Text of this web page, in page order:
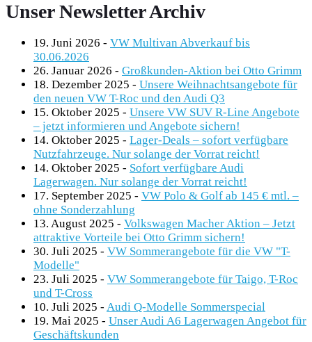
Unser Newsletter Archiv
19. Juni 2026 - VW Multivan Abverkauf bis
30.06.2026
26. Januar 2026 - Großkunden-Aktion bei Otto Grimm
18. Dezember 2025 - Unsere Weihnachtsangebote für
den neuen VW T-Roc und den Audi Q3
15. Oktober 2025 - Unsere VW SUV R-Line Angebote
– jetzt informieren und Angebote sichern!
14. Oktober 2025 - Lager-Deals – sofort verfügbare
Nutzfahrzeuge. Nur solange der Vorrat reicht!
14. Oktober 2025 - Sofort verfügbare Audi
Lagerwagen. Nur solange der Vorrat reicht!
17. September 2025 - VW Polo & Golf ab 145 € mtl. –
ohne Sonderzahlung
13. August 2025 - Volkswagen Macher Aktion – Jetzt
attraktive Vorteile bei Otto Grimm sichern!
30. Juli 2025 - VW Sommerangebote für die VW "T-
Modelle"
23. Juli 2025 - VW Sommerangebote für Taigo, T-Roc
und T-Cross
10. Juli 2025 - Audi Q-Modelle Sommerspecial
19. Mai 2025 - Unser Audi A6 Lagerwagen Angebot für
Geschäftskunden